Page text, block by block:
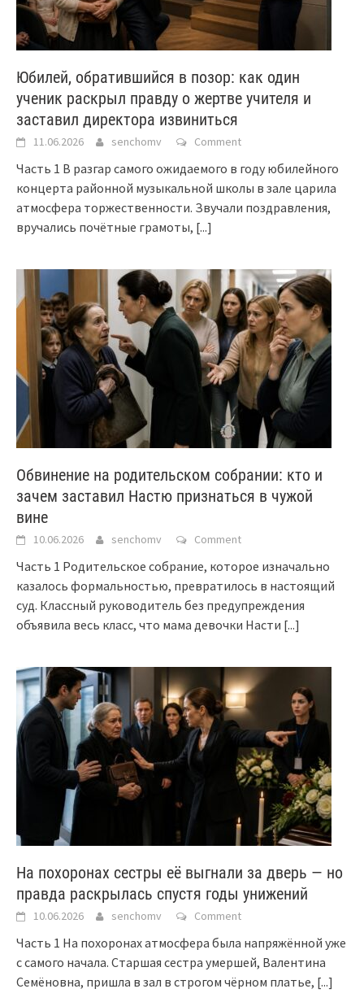
Юбилей, обратившийся в позор: как один
ученик раскрыл правду о жертве учителя и
заставил директора извиниться
11.06.2026 senchomv Comment
Часть 1 В разгар самого ожидаемого в году юбилейного
концерта районной музыкальной школы в зале царила
атмосфера торжественности. Звучали поздравления,
вручались почётные грамоты, [...]
Обвинение на родительском собрании: кто и
зачем заставил Настю признаться в чужой
вине
10.06.2026 senchomv Comment
Часть 1 Родительское собрание, которое изначально
казалось формальностью, превратилось в настоящий
суд. Классный руководитель без предупреждения
объявила весь класс, что мама девочки Насти [...]
На похоронах сестры её выгнали за дверь — но
правда раскрылась спустя годы унижений
10.06.2026 senchomv Comment
Часть 1 На похоронах атмосфера была напряжённой уже
с самого начала. Старшая сестра умершей, Валентина
Семёновна, пришла в зал в строгом чёрном платье, [...]